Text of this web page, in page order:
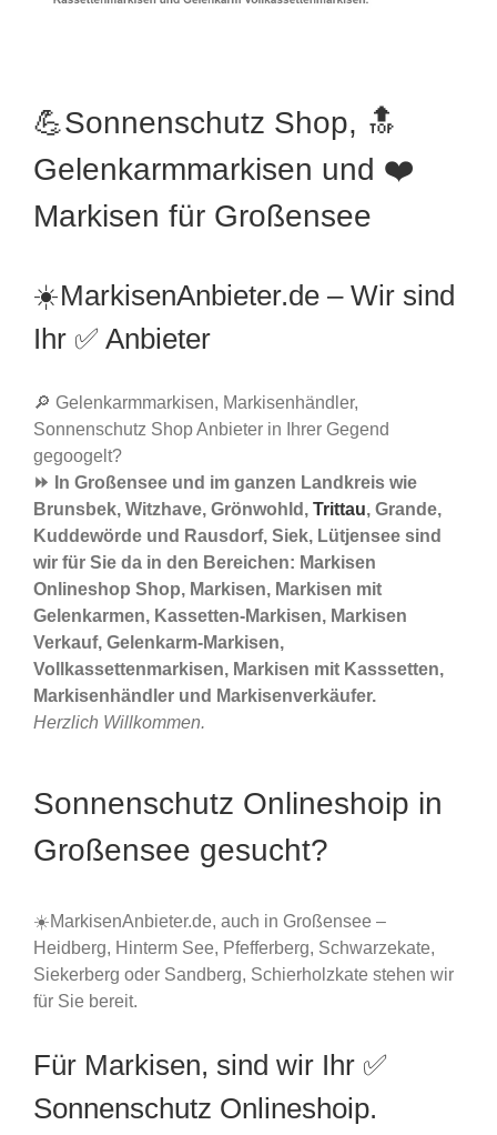
💪Sonnenschutz Shop, 🔝
Gelenkarmmarkisen und ❤️
Markisen für Großensee
☀️MarkisenAnbieter.de – Wir sind
Ihr ✅ Anbieter
🔎 Gelenkarmmarkisen, Markisenhändler,
Sonnenschutz Shop Anbieter in Ihrer Gegend
gegoogelt?
⏩ In Großensee und im ganzen Landkreis wie
Brunsbek, Witzhave, Grönwohld, Trittau, Grande,
Kuddewörde und Rausdorf, Siek, Lütjensee sind
wir für Sie da in den Bereichen: Markisen
Onlineshop Shop, Markisen, Markisen mit
Gelenkarmen, Kassetten-Markisen, Markisen
Verkauf, Gelenkarm-Markisen,
Vollkassettenmarkisen, Markisen mit Kasssetten,
Markisenhändler und Markisenverkäufer.
Herzlich Willkommen.
Sonnenschutz Onlineshoip in
Großensee gesucht?
☀️MarkisenAnbieter.de, auch in Großensee –
Heidberg, Hinterm See, Pfefferberg, Schwarzekate,
Siekerberg oder Sandberg, Schierholzkate stehen wir
für Sie bereit.
Für Markisen, sind wir Ihr ✅
Sonnenschutz Onlineshoip.